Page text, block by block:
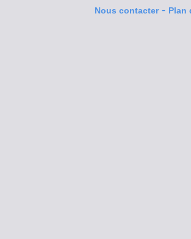
Nous contacter- Plan